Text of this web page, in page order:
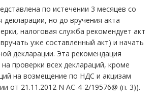
по истечении 3 месяцев со
декларации, но до вручения акта
налоговая служба рекомендует акт
уже составленный акт) и начать
декларации. Эта рекомендация
проверки всех деклараций, кроме
на возмещение по НДС и акцизам
от 21.11.2012 N АС-4-2/19576@ (п. 3)).